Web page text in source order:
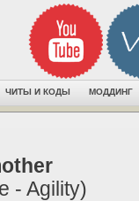
ЧИТЫ И КОДЫ МОДДИНГ
- Agility)